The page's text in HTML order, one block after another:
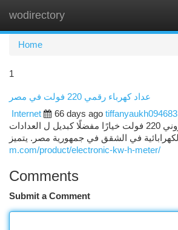
wodirectory
Home
1
عداد كهرباء رقمي 220 فولت في مصر
Internet
66 days ago tiffanyaukh094683
تعتبر عداد كهرباء إلكتروني 220 فولت خيارًا مفضلًا كبديل ل العدادات
m.com/product/electronic-kw-h-meter/
Comments
Submit a Comment